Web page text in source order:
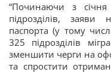
“Починаючи з січня
підрозділів,
паспорта (у тому
325 підрозділів
зменшити черги на
та спростити